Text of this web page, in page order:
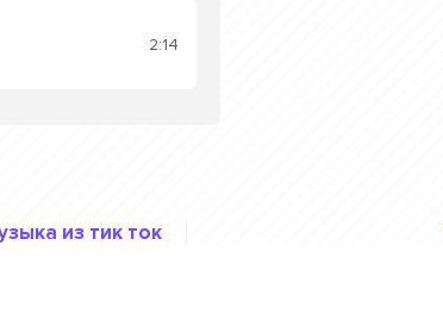
2:14
из тик ток